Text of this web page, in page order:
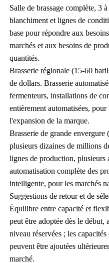
Salle de brassage complète, 3
blanchiment et lignes de
base pour répondre aux
marchés et aux besoins de
quantités.
Brasserie régionale (15-60
de dollars. Brasserie
fermenteurs, installations de
entièrement automatisées,
l'expansion de la marque.
Brasserie de grande
plusieurs dizaines de millions
lignes de production, plusieurs
automatisation complète des
intelligente, pour les marchés
Suggestions de retour et de
Équilibre entre capacité et
peut être adoptée dès le début,
niveau réservées ; les
peuvent être ajoutées
marché.